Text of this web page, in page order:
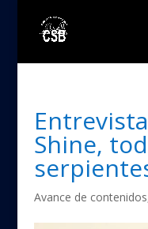
Shine,
Avance de contenidos